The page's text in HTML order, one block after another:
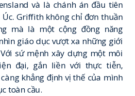
và là chánh án đầu tiên
Griffith không chỉ đơn thuần
mà là một cộng đồng năng
giáo dục vượt xa những giới
sứ mệnh xây dựng một môi
đại, gắn liền với thực tiễn,
khẳng định vị thế của mình
toàn cầu.